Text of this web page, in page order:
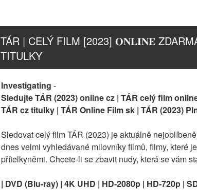
TÁR | CELÝ FILM [2023] 𝐎𝐍𝐋𝐈𝐍𝐄
TITULKY
Investigating -
Sledujte TÁR (2023) online cz | TÁR celý film
TÁR cz titulky | TÁR Online Film sk | TÁR (2023)
Sledovat celý film TÁR (2023) je aktuálně
dnes velmi vyhledávané milovníky filmů, filmy, které
přítelkyněmi. Chcete-li se zbavit nudy, která se vám
| DVD (Blu-ray) | 4K UHD | HD-2080p | HD-720p |